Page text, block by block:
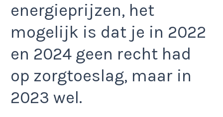
energieprijzen, het
mogelijk is dat je in 2022
en 2024 geen recht had
op zorgtoeslag, maar in
2023 wel.